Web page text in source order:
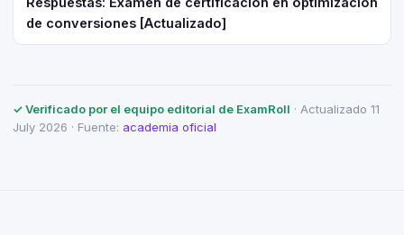
de conversiones [Actualizado]
✓ Verificado por el equipo editorial de ExamRoll · Actualizado 11
July 2026 · Fuente: academia oficial